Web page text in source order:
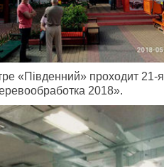
«Південний» проходит 21-я
2018».